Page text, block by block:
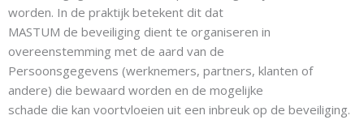
worden. In de praktijk betekent dit dat
MASTUM de beveiliging dient te organiseren in
overeenstemming met de aard van de
Persoonsgegevens (werknemers, partners, klanten of
andere) die bewaard worden en de mogelijke
schade die kan voortvloeien uit een inbreuk op de beveiliging.